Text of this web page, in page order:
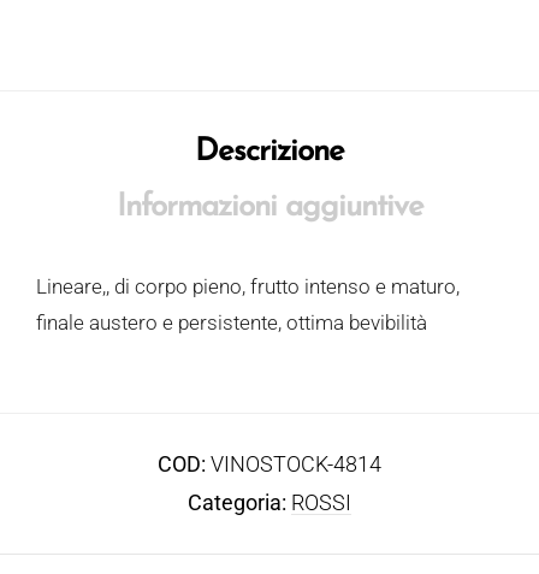
Descrizione
Informazioni aggiuntive
Lineare,, di corpo pieno, frutto intenso e maturo,
finale austero e persistente, ottima bevibilità
COD: VINOSTOCK-4814
Categoria: ROSSI